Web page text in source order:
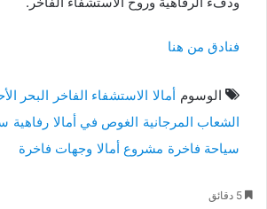
فنادق من هنا
الوسوم أمالا الاستشفاء الفاخر البحر
الشعاب المرجانية الغوص في أمالا رفاهية
سياحة فاخرة مشروع أمالا وجهات فاخرة